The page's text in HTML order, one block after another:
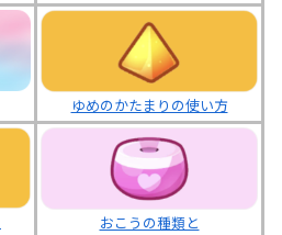
ゆめのかたまりの使い方
おこうの種類と